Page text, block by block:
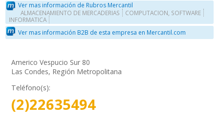
Ver mas información de Rubros Mercantil
ALMACENAMIENTO DE MERCADERIAS
COMPUTACION, SOFTWARE
INFORMATICA
Ver mas información B2B de esta empresa en Mercantil.com
Americo Vespucio Sur 80
Las Condes, Región Metropolitana
Teléfono(s):
(2)22635494